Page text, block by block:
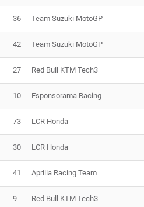
36 Team Suzuki MotoGP
42 Team Suzuki MotoGP
27 Red Bull KTM Tech3
10 Esponsorama Racing
73 LCR Honda
30 LCR Honda
41 Aprilia Racing Team
9 Red Bull KTM Tech3